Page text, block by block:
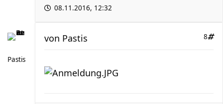
08.11.2016, 12:32
Pastis
8
von Pastis